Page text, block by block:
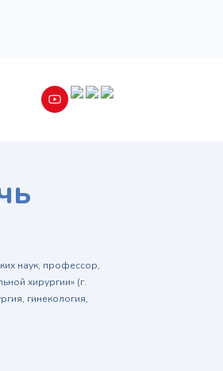
наук, профессор,
хирургии» (г.
гинекология,